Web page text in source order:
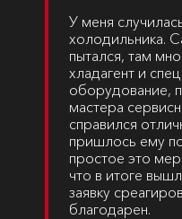
У меня
холодильника.
пытался, там
хладагент и
оборудование,
мастера
справился
пришлось ему
простое это
что в итоге
заявку
благодарен.